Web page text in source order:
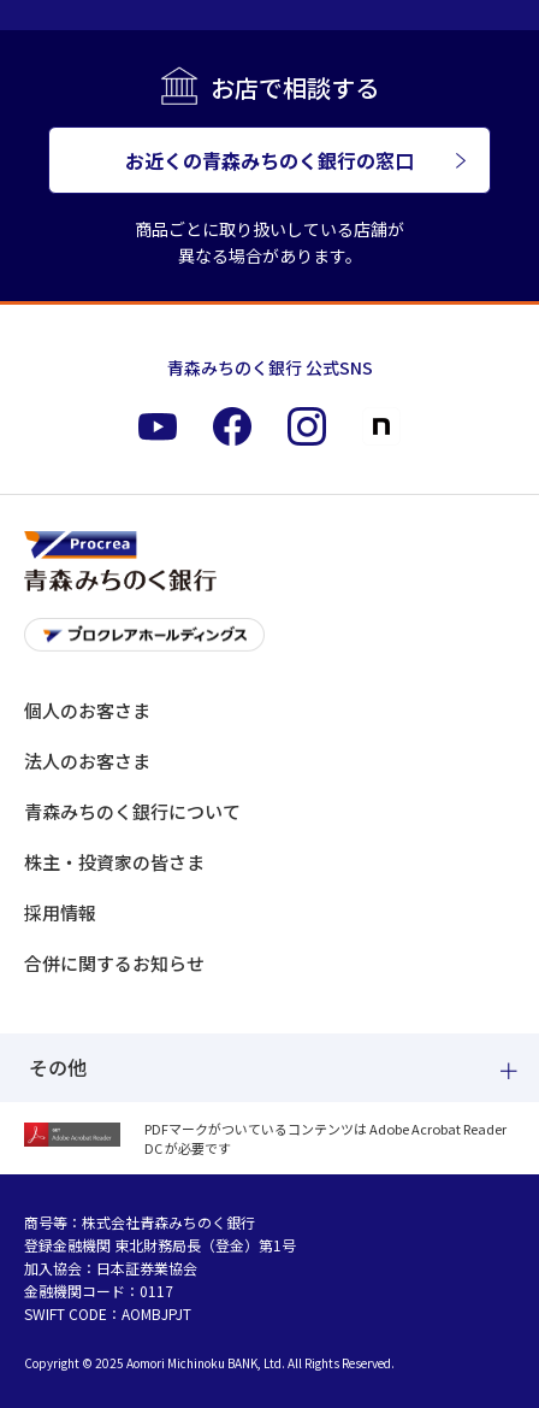
お店で相談する
お近くの青森みちのく銀行の窓口
商品ごとに取り扱いしている店舗が
異なる場合があります。
青森みちのく銀行 公式SNS
個人のお客さま
法人のお客さま
青森みちのく銀行について
株主・投資家の皆さま
採用情報
合併に関するお知らせ
その他
紛失した場合
個人データおよび法人情報に関するグループ共同利用について
マネー・ローンダリング等及び金融犯罪の防止について
販売勧誘方針
お客さまの資産形成支援に向けた業務運営方針
金融円滑化への取組み
PDFマークがついているコンテンツは Adobe Acrobat Reader
DC が必要です
商号等：株式会社青森みちのく銀行
登録金融機関 東北財務局長（登金）第1号
加入協会：日本証券業協会
金融機関コード：0117
SWIFT CODE：AOMBJPJT
Copyright © 2025 Aomori Michinoku BANK, Ltd. All Rights Reserved.